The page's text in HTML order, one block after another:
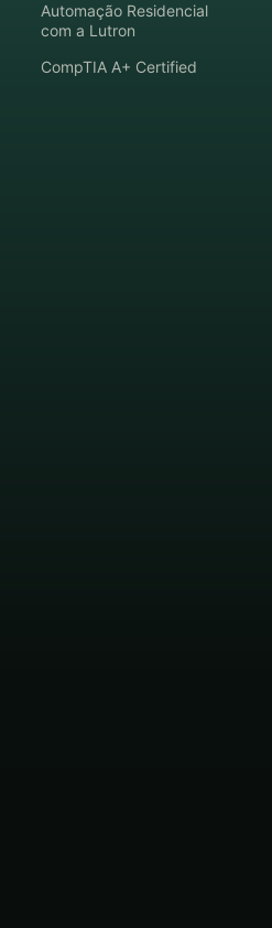
Automação Residencial
com a Lutron
CompTIA A+ Certified